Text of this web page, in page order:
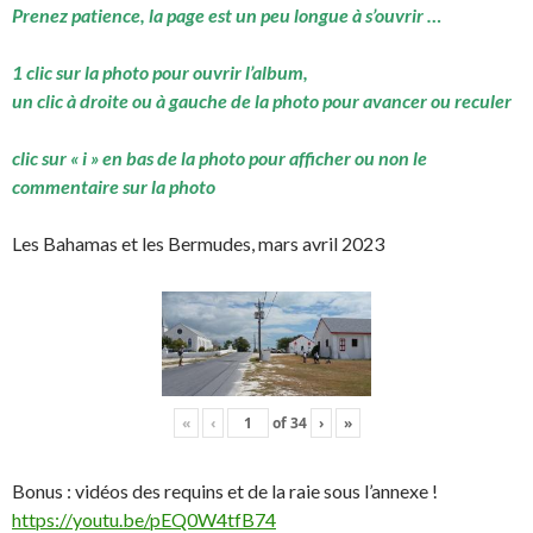
Prenez patience, la page est un peu longue à s’ouvrir …
1 clic sur la photo pour ouvrir l’album,
un clic à droite ou à gauche de la photo pour avancer ou reculer
clic sur « i » en bas de la photo pour afficher ou non le
commentaire sur la photo
Les Bahamas et les Bermudes, mars avril 2023
« ‹ of34 › »
Bonus : vidéos des requins et de la raie sous l’annexe !
https://youtu.be/pEQ0W4tfB74